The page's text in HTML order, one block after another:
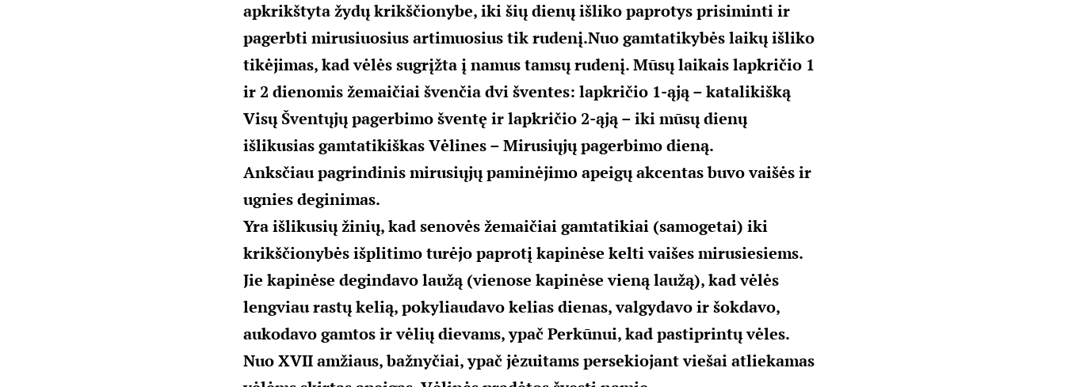
apkrikštyta žydų krikščionybe, iki šių dienų išliko paprotys prisiminti ir
pagerbti mirusiuosius artimuosius tik rudenį.Nuo gamtatikybės laikų išliko
tikėjimas, kad vėlės sugrįžta į namus tamsų rudenį. Mūsų laikais lapkričio 1
ir 2 dienomis žemaičiai švenčia dvi šventes: lapkričio 1-ąją – katalikišką
Visų Šventųjų pagerbimo šventę ir lapkričio 2-ąją – iki mūsų dienų
išlikusias gamtatikiškas Vėlines – Mirusiųjų pagerbimo dieną.
Anksčiau pagrindinis mirusiųjų paminėjimo apeigų akcentas buvo vaišės ir
ugnies deginimas.
Yra išlikusių žinių, kad senovės žemaičiai gamtatikiai (samogetai) iki
krikščionybės išplitimo turėjo paprotį kapinėse kelti vaišes mirusiesiems.
Jie kapinėse degindavo laužą (vienose kapinėse vieną laužą), kad vėlės
lengviau rastų kelią, pokyliaudavo kelias dienas, valgydavo ir šokdavo,
aukodavo gamtos ir vėlių dievams, ypač Perkūnui, kad pastiprintų vėles.
Nuo XVII amžiaus, bažnyčiai, ypač jėzuitams persekiojant viešai atliekamas